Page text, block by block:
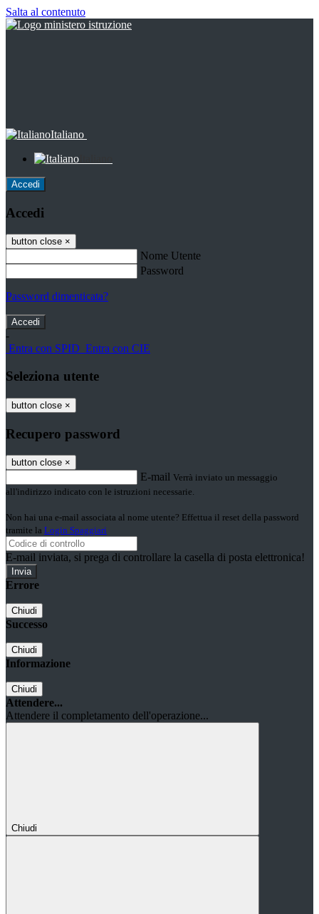
Salta al contenuto
Italiano
Accedi
Accedi
button close ×
Nome Utente
Password
Password dimenticata?
-
Entra con SPID Entra con CIE
Seleziona utente
button close ×
Recupero password
button close ×
E-mail Verrà inviato un messaggio
all'indirizzo indicato con le istruzioni necessarie.
Non hai una e-mail associata al nome utente? Effettua il reset della password
tramite la Login Spaggiari
E-mail inviata, si prega di controllare la casella di posta elettronica!
Errore
Chiudi
Successo
Chiudi
Informazione
Chiudi
Attendere...
Attendere il completamento dell'operazione...
Chiudi